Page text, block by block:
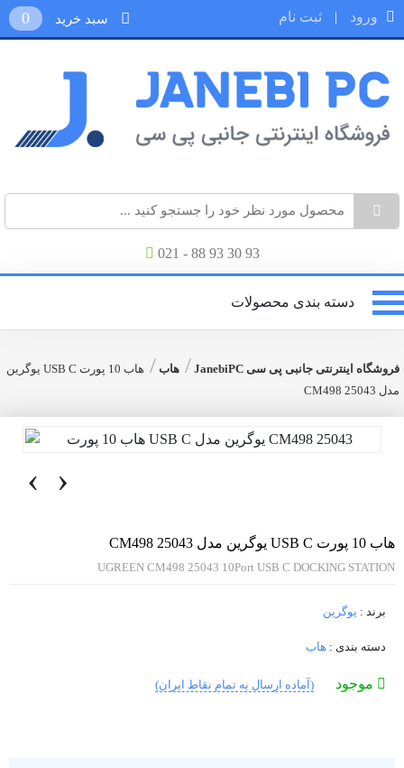
ورود | ثبت نام 0
021 - 88 93 30 93
دسته بندی محصولات
فروشگاه اینترنتی جانبی پی سی JanebiPC / هاب /
هاب 10 پورت USB C یوگرین
مدل CM498 25043
‹ ›
هاب 10 پورت USB C یوگرین مدل CM498 25043
UGREEN CM498 25043 10Port USB C DOCKING STATION
برند : یوگرین
دسته بندی : هاب
موجود (آماده ارسال به تمام نقاط ایران)